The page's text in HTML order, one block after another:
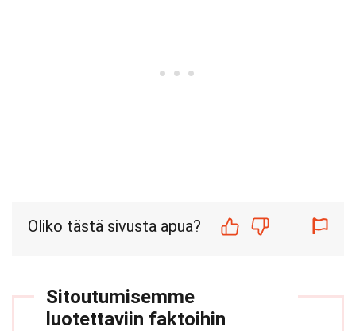
Oliko tästä sivusta apua?
Sitoutumisemme
luotettaviin faktoihin